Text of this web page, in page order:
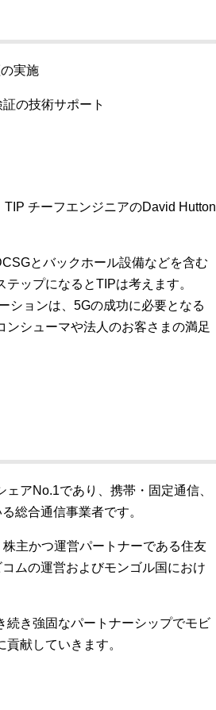
実施
の技術サポート
チーフエンジニアのDavid Hutton
とバックホール設備などを含む
ップになるとTIPは考えます。
ションは、5Gの成功に必要となる
シューマや法人のお客さまの満足
アNo.1であり、携帯・固定通信、
総合通信事業者です。
主かつ運営パートナーである住友
ムの運営およびモンゴル国におけ
続き強固なパートナーシップでモビ
献していきます。